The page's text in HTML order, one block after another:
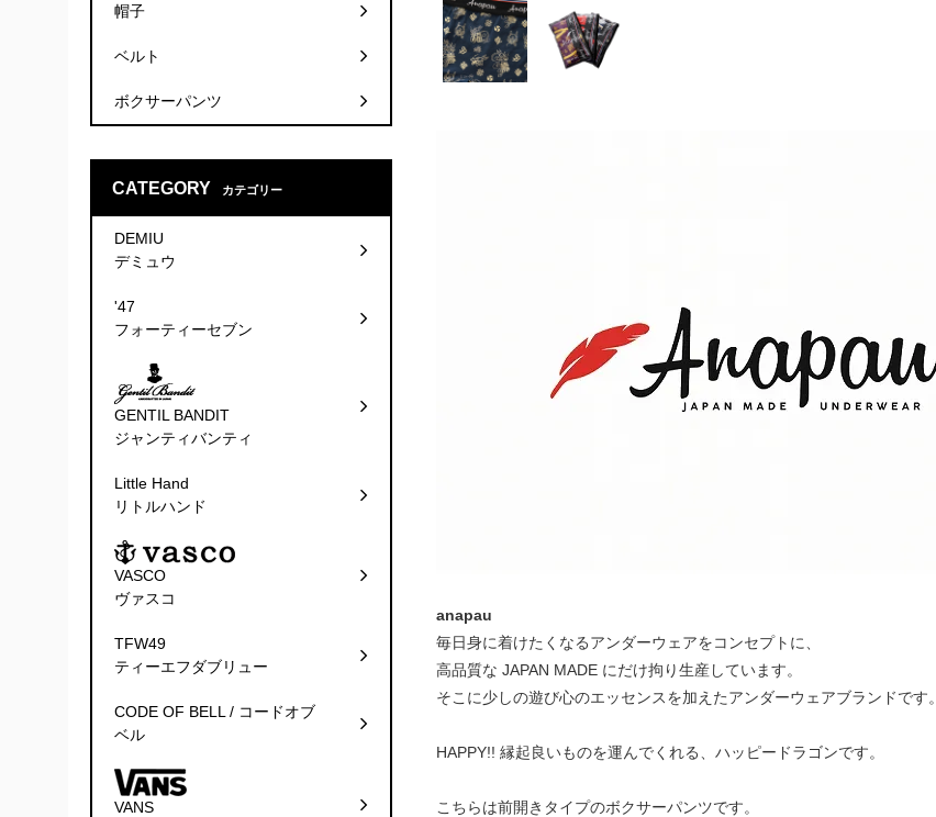
anapau
毎日身に着けたくなるアンダーウェアをコンセプトに、
高品質な JAPAN MADE にだけ拘り生産しています。
そこに少しの遊び心のエッセンスを加えたアンダーウェアブランドです。
HAPPY!! 縁起良いものを運んでくれる、ハッピードラゴンです。
こちらは前開きタイプのボクサーパンツです。
帽子
ベルト
ボクサーパンツ
CATEGORY カテゴリー
DEMIU
デミュウ
'47
フォーティーセブン
GENTIL BANDIT
ジャンティバンティ
Little Hand
リトルハンド
VASCO
ヴァスコ
TFW49
ティーエフダブリュー
CODE OF BELL / コードオブ
ベル
VANS